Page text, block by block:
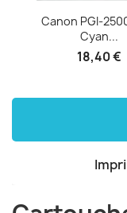
Canon PGI-
Cyan...
18,40 €